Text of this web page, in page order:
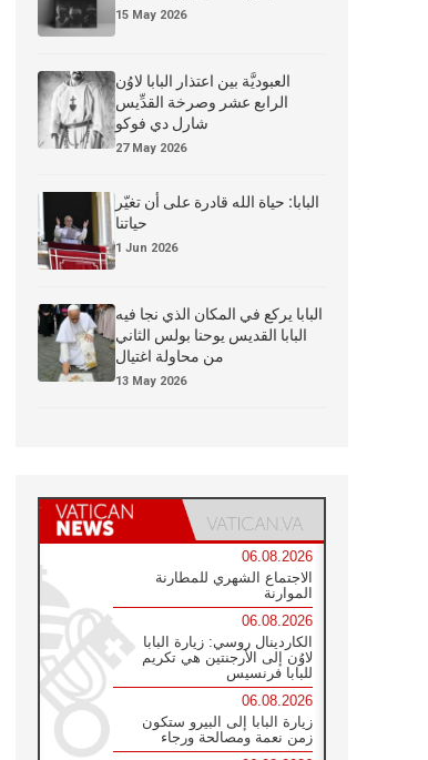
15 May 2026
العبوديَّة بين اعتذار البابا لاوُن
الرابع عشر وصرخة القدِّيس
شارل دي فوكو
27 May 2026
البابا: حياة الله قادرة على أن تغيّر
حياتنا
1 Jun 2026
البابا يركع في المكان الذي نجا فيه
البابا القديس يوحنا بولس الثاني
من محاولة اغتيال
13 May 2026
06.08.2026
الاجتماع الشهري للمطارنة
الموارنة
06.08.2026
الكاردينال روسي: زيارة البابا
لاوُن إلى الأرجنتين هي تكريم
للبابا فرنسيس
06.08.2026
زيارة البابا إلى البيرو ستكون
زمن نعمة ومصالحة ورجاء